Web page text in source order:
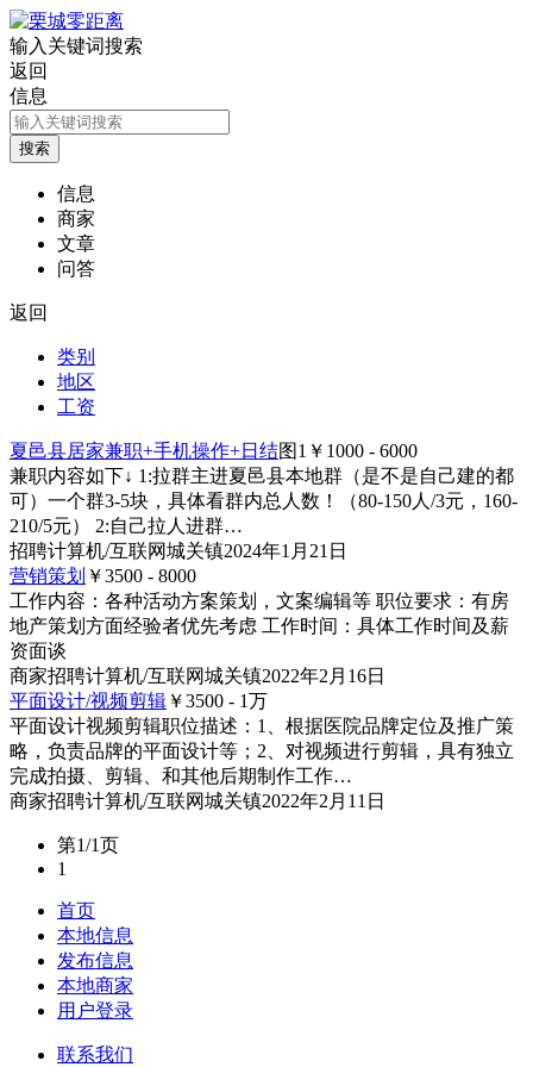
输入关键词搜索
返回
信息
信息
商家
文章
问答
返回
类别
地区
工资
夏邑县居家兼职+手机操作+日结图1 ￥1000 - 6000
兼职内容如下↓ 1:拉群主进夏邑县本地群（是不是自己建的都
可）一个群3-5块，具体看群内总人数！（80-150人/3元，160-
210/5元） 2:自己拉人进群…
招聘计算机/互联网城关镇2024年1月21日
营销策划 ￥3500 - 8000
工作内容：各种活动方案策划，文案编辑等 职位要求：有房
地产策划方面经验者优先考虑 工作时间：具体工作时间及薪
资面谈
商家招聘计算机/互联网城关镇2022年2月16日
平面设计/视频剪辑 ￥3500 - 1万
平面设计视频剪辑职位描述：1、根据医院品牌定位及推广策
略，负责品牌的平面设计等；2、对视频进行剪辑，具有独立
完成拍摄、剪辑、和其他后期制作工作…
商家招聘计算机/互联网城关镇2022年2月11日
第1/1页
1
首页
本地信息
发布信息
本地商家
用户登录
联系我们